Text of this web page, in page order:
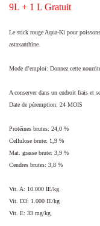
9L + 1 L Gratuit
Le stick rouge Aqua-Ki pour
astaxanthine.
Mode d’emploi: Donnez cette
A conserver dans un endroit frais et
Date de péremption: 24 MOIS
Protéines brutes: 24,0 %
Cellulose brute: 1,9 %
Mat. grasse brute: 3,9 %
Cendres brutes: 3,8 %
Vit. A: 10.000 IE/kg
Vit. D3: 1.000 IE/kg
Vit. E: 33 mg/kg